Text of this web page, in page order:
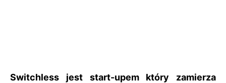
Switchless jest start-upem który zamierza